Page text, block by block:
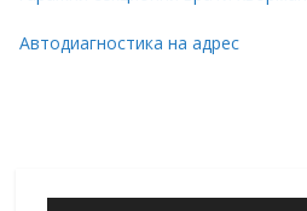
Автодиагностика на адрес